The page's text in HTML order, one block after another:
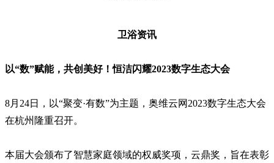
卫浴资讯
以“数”赋能，共创美好！恒洁闪耀2023数字生态大会
8月24日，以“聚变·有数”为主题，奥维云网2023数字生态大会
在杭州隆重召开。
本届大会颁布了智慧家庭领域的权威奖项，云鼎奖，旨在表彰